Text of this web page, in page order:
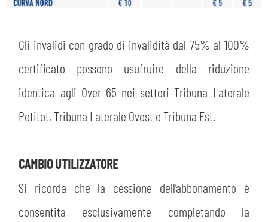
Gli invalidi con grado di invalidità dal 75% al 100%
certificato possono usufruire della riduzione
identica agli Over 65 nei settori Tribuna Laterale
Petitot, Tribuna Laterale Ovest e Tribuna Est.
CAMBIO UTILIZZATORE
Si ricorda che la cessione dell’abbonamento è
consentita esclusivamente completando la